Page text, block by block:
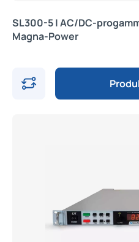
SL300-5 | AC/DC-
Magna-Power